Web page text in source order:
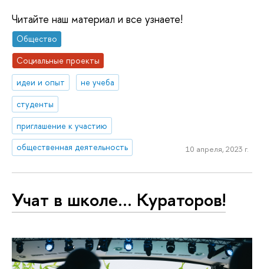
Читайте наш материал и все узнаете!
Общество
Социальные проекты
идеи и опыт
не учеба
студенты
приглашение к участию
общественная деятельность
10 апреля, 2023 г.
Учат в школе… Кураторов!